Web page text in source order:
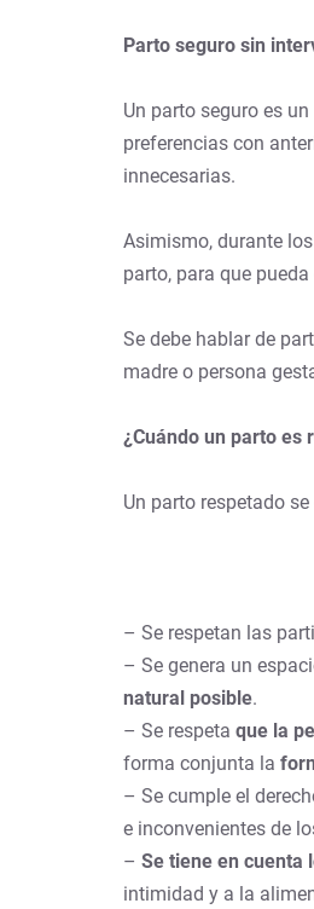
Parto seguro sin
Un parto seguro es
preferencias con
innecesarias.
Asimismo, durante
parto, para que
Se debe hablar de
madre o persona
¿Cuándo un parto es
Un parto respetado
– Se respetan las
– Se genera un
natural posible.
– Se respeta que la
forma conjunta la
– Se cumple el
e inconvenientes de
– Se tiene en cuenta
intimidad y a la